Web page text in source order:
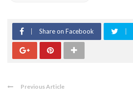
Share on Facebook
Previous Article